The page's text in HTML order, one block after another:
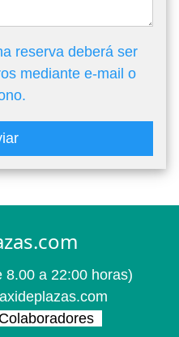
reserva deberá ser
mediante e-mail o
8.00 a 22:00 horas)